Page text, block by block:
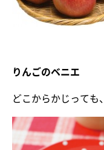
りんごのベニエ
どこからかじっても